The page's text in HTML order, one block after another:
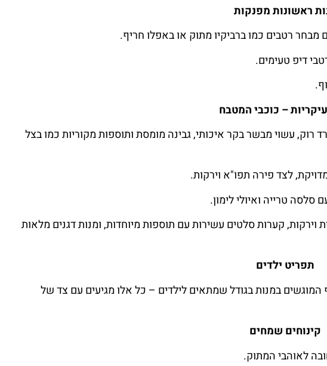
ראשונות מפנקות
רטבים כמו ברביקיו מתוק או באפלו חריף.
דיפ טעימים.
– כוכבי המטבח
עשוי מבשר בקר איכותי, גבינה מומסת ותוספות מקוריות כמו בצל
לצד פירה תפו"א וירקות.
טרייה ואיולי לימון.
וירקות, קערות סלטים עשירות עם תוספות מיוחדות, ומנות דגנים מלאות
תפריט ילדים
במנות בגודל שמתאים לילדים – כל אלו מגיעים עם צד של
קינוחים שמחים
לאוהבי המתוק.